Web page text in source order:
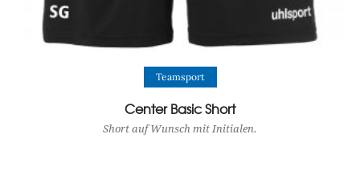
View Product
Teamsport
Center Basic Short
Short auf Wunsch mit Initialen.